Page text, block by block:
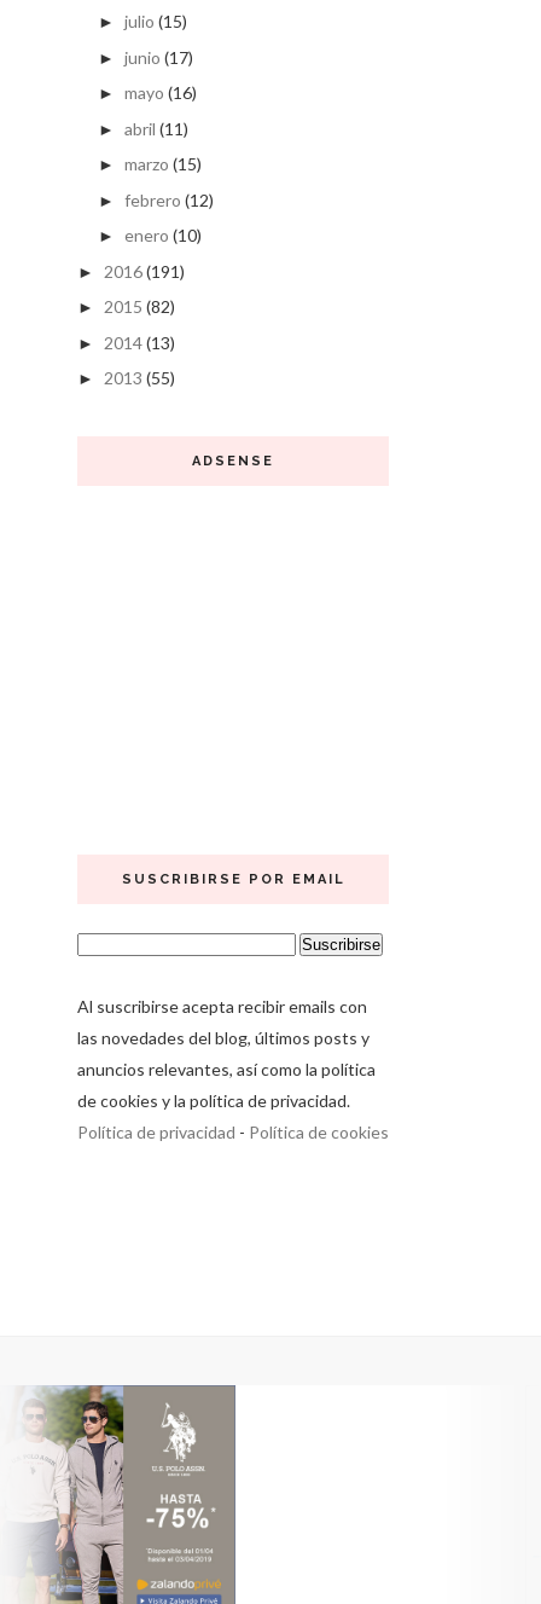
► julio (15)
► junio (17)
► mayo (16)
► abril (11)
► marzo (15)
► febrero (12)
► enero (10)
► 2016(191)
► 2015 (82)
► 2014(13)
► 2013 (55)
ADSENSE
SUSCRIBIRSE POR EMAIL
Al suscribirse acepta recibir emails con
las novedades del blog, últimos posts y
anuncios relevantes, así como la política
de cookies y la política de privacidad.
Política de privacidad - Política de cookies